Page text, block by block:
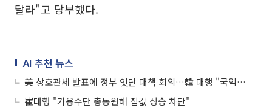
달라"고 당부했다.
AI 추천 뉴스
美 상호관세 발표에 정부 잇단 대책 회의…韓 대행 "국익 확보에 총력 대응"
崔대행 "가용수단 총동원해 집값 상승 차단"